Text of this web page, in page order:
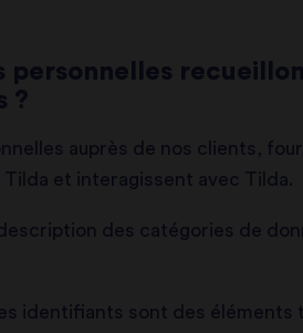
personnelles
?
auprès de nos clients,
Tilda et interagissent avec Tilda.
des catégories de
identifiants sont des éléments